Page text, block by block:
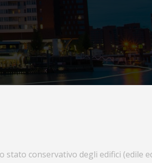
stato conservativo degli edifici (edile